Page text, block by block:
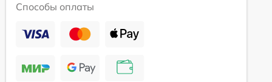
Способы оплаты